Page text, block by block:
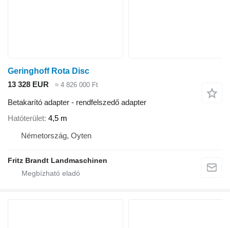
Geringhoff Rota Disc
13 328 EUR
≈ 4 826 000 Ft
Betakarító adapter - rendfelszedő adapter
Hatóterület 4,5 m
Németország, Oyten
Fritz Brandt Landmaschinen